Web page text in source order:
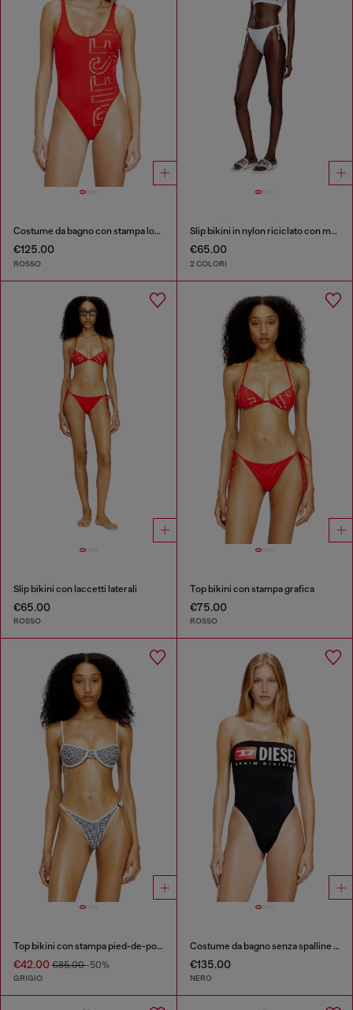
Costume da bagno con stampa logo
€125.00
ROSSO
Slip bikini in nylon riciclato con maxi logo
€65.00
2 COLORI
Slip bikini con laccetti laterali
€65.00
ROSSO
Top bikini con stampa grafica
€75.00
ROSSO
Top bikini con stampa pied-de-poule
€42.00 €85.00-50%
GRIGIO
Costume da bagno senza spalline con logo Diesel Denim Division
€135.00
NERO